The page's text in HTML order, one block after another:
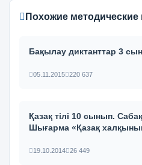
Похожие
Бақылау диктанттар 3
05.11.2015 220 637
Қазақ тілі 10 сынып.
Шығарма «Қазақ
19.10.2014 26 449